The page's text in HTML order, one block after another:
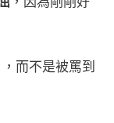
而不是被罵到